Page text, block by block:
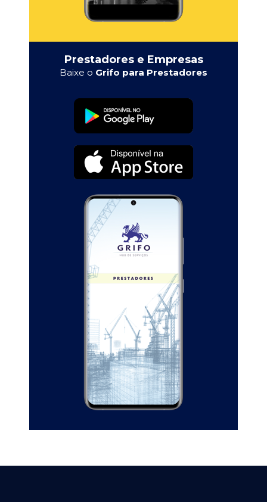
Prestadores e Empresas
Baixe o Grifo para Prestadores